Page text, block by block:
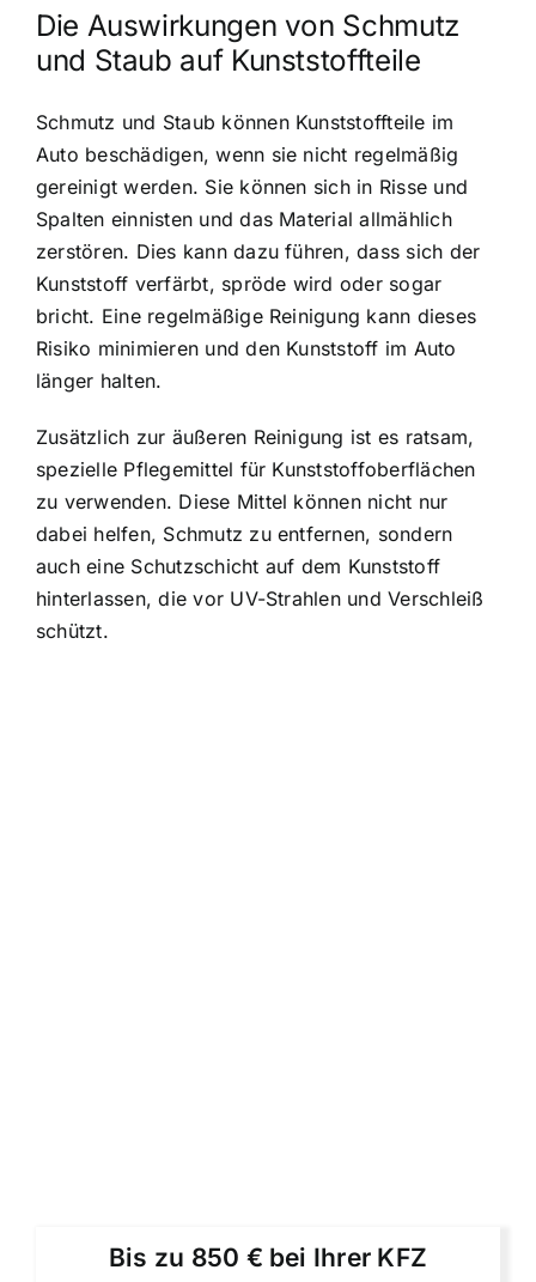
Die Auswirkungen von Schmutz
und Staub auf Kunststoffteile
Schmutz und Staub können Kunststoffteile im
Auto beschädigen, wenn sie nicht regelmäßig
gereinigt werden. Sie können sich in Risse und
Spalten einnisten und das Material allmählich
zerstören. Dies kann dazu führen, dass sich der
Kunststoff verfärbt, spröde wird oder sogar
bricht. Eine regelmäßige Reinigung kann dieses
Risiko minimieren und den Kunststoff im Auto
länger halten.
Zusätzlich zur äußeren Reinigung ist es ratsam,
spezielle Pflegemittel für Kunststoffoberflächen
zu verwenden. Diese Mittel können nicht nur
dabei helfen, Schmutz zu entfernen, sondern
auch eine Schutzschicht auf dem Kunststoff
hinterlassen, die vor UV-Strahlen und Verschleiß
schützt.
Bis zu 850 € bei Ihrer KFZ